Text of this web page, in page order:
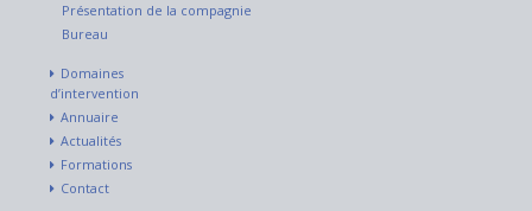
Présentation de la compagnie
Bureau
Domaines
d’intervention
Annuaire
Actualités
Formations
Contact